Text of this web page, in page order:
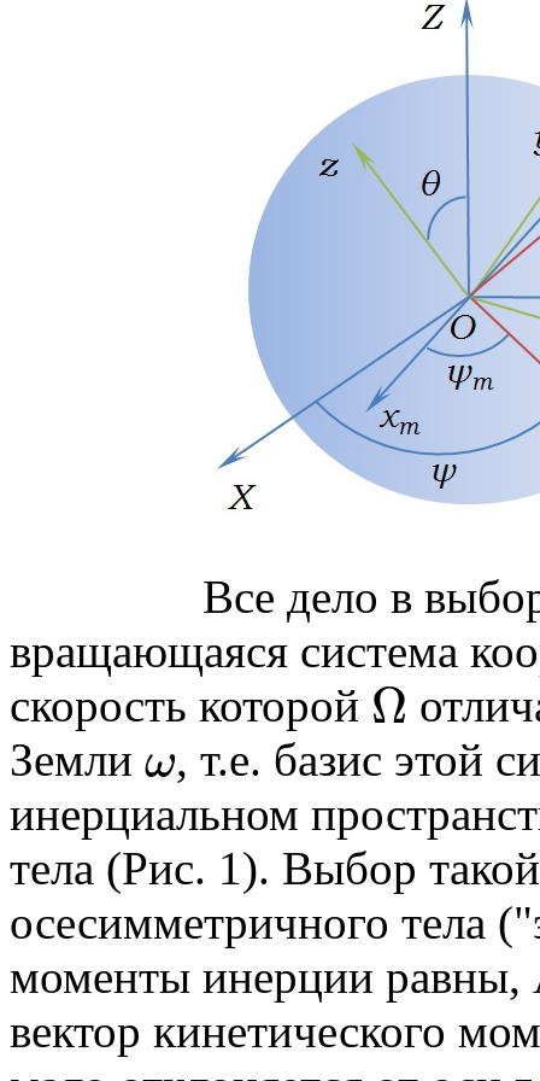
Все дело в выборе
вращающаяся система
скорость которой Ω
Ω
Земли ω
ω
, т.е. базис этой
инерциальном
тела (Рис. 1). Выбор
осесимметричного тела
моменты инерции
вектор кинетического